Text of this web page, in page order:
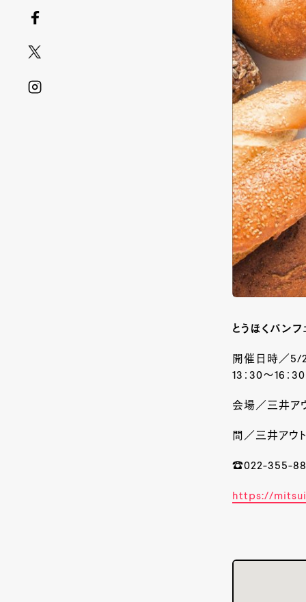
とうほくパン
開催日時／5/
13 ： 30～16 ： 30
会場／三井ア
問／三井アウ
☎022-355-
https://